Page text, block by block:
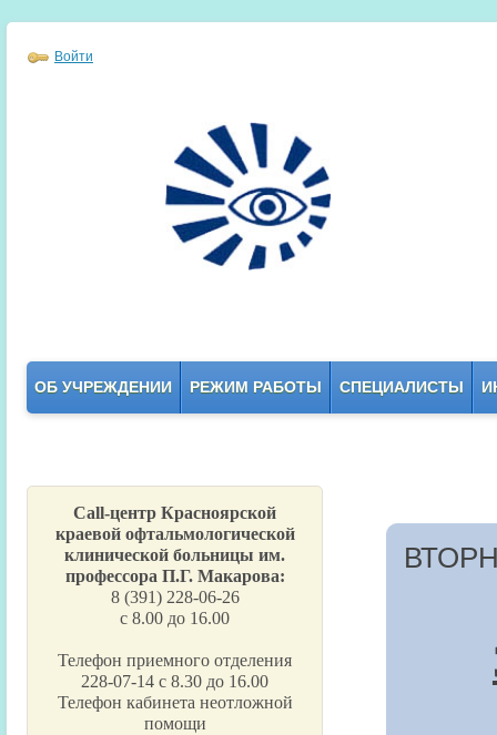
Войти
ОБ УЧРЕЖДЕНИИ РЕЖИМ РАБОТЫ СПЕЦИАЛИСТЫ
Call-центр Красноярской
краевой офтальмологической
клинической больницы им.
профессора П.Г. Макарова:
8 (391) 228-06-26
с 8.00 до 16.00
Телефон приемного отделения
228-07-14 с 8.30 до 16.00
Телефон кабинета неотложной
помощи